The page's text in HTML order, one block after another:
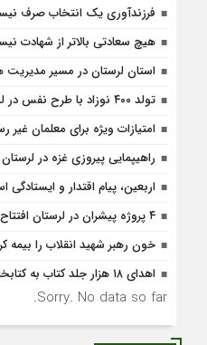
فرزندآوری یک انتخاب صرف
هیچ سعادتی بالاتر از شهادت
استان لرستان در مسیر مدیریت
تولد ۴۰۰ نوزاد با طرح نفس در لرستان
امتیازات ویژه برای معلمان
راهیپمایی پیروزی غزه در لرستان
اربعین، پیام اقتدار و ایستادگی
۴ پروژه پیشران در لرستان افتتاح می‌شود
خون رهبر شهید انقلاب را بیمه
اهدای ۱۸ هزار جلد کتاب به کتابخانه‌های لرستان
Sorry. No data so far.